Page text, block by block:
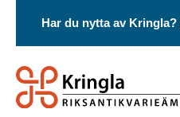
Har du nytta av Kringla?